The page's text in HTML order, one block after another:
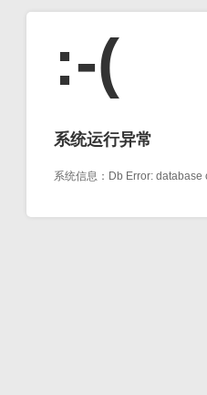
:-(
系统运行异常
系统信息：Db Error: database